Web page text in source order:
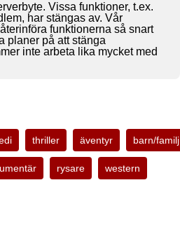
Vissa funktioner, t.ex.
har stängas av. Vår
funktionerna så snart
planer på att stänga
inte arbeta lika mycket med
thriller äventyr barn/familj
rysare western